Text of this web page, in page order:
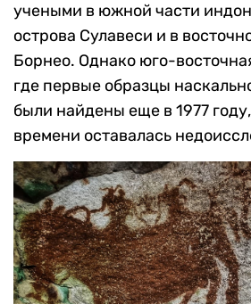
учеными в южной части
острова Сулавеси и в
Борнео. Однако юго-
где первые образцы
были найдены еще в 1977
времени оставалась